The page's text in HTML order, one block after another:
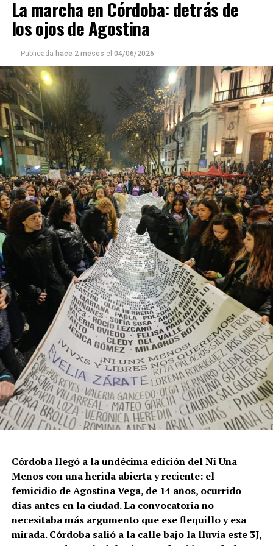
La marcha en Córdoba: detrás de
los ojos de Agostina
Publicada hace 2 meses el 04/06/2026
Córdoba llegó a la undécima edición del Ni Una
Menos con una herida abierta y reciente: el
femicidio de Agostina Vega, de 14 años, ocurrido
días antes en la ciudad. La convocatoria no
necesitaba más argumento que ese flequillo y esa
mirada. Córdoba salió a la calle bajo la lluvia este 3J,